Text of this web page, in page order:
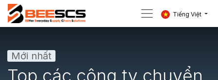
Tiếng Việt
Mới nhất
Top các công ty chuyển